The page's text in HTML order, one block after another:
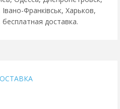
Франківськ, Харьков,
доставка.